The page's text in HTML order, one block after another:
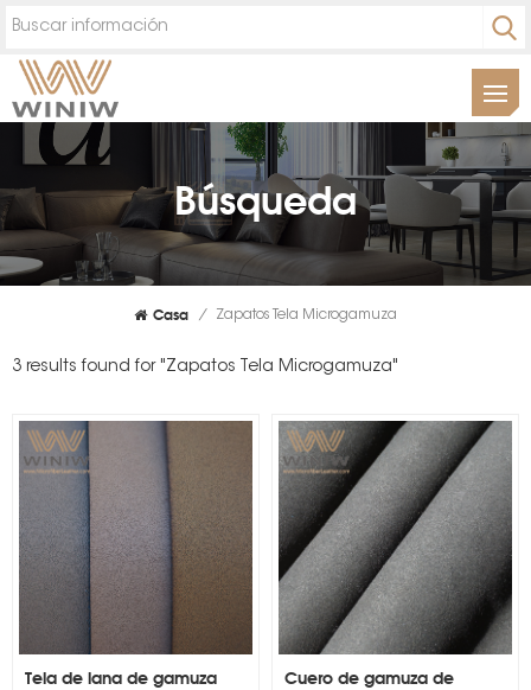
Búsqueda
Casa / Zapatos Tela Microgamuza
3 results found for "Zapatos Tela Microgamuza"
Tela de lana de gamuza
Cuero de gamuza de